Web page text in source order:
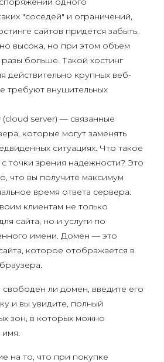
"соседей" и ограничений,
сайтов придется забыть.
высока, но при этом объем
больше. Такой хостинг
действительно крупных веб-
требуют внушительных
server) — связанные
которые могут заменять
ситуациях. Что такое
точки зрения надежности? Это
что вы получите максимум
время ответа сервера.
клиентам не только
сайта, но и услуги по
имени. Домен — это
которое отображается в
ли домен, введите его
и вы увидите, полный
зон, в которых можно
имя.
на то, что при покупке